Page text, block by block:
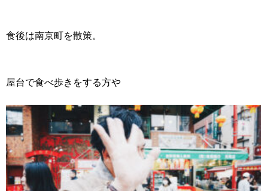
食後は南京町を散策。
屋台で食べ歩きをする方や